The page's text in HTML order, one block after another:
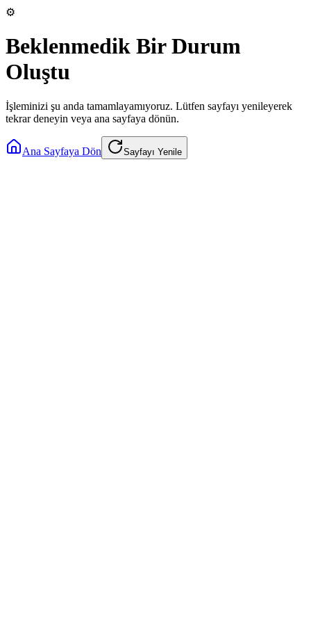
⚙️
Beklenmedik Bir Durum
Oluştu
İşleminizi şu anda tamamlayamıyoruz. Lütfen sayfayı yenileyerek
tekrar deneyin veya ana sayfaya dönün.
Ana Sayfaya Dön Sayfayı Yenile